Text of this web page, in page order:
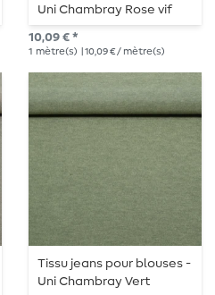
Uni Chambray Rose vif
10,09 € *
1 mètre(s) | 10,09 € / mètre(s)
Tissu jeans pour blouses -
Uni Chambray Vert